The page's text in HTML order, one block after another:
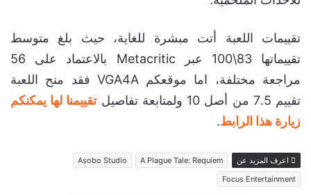
تقييمات اللعبة أتت مبشرة للغاية، حيث بلغ متوسط
تقييماتها 83\100 عبر Metacritic بالاعتماد على 56
مراجعة مختلفة، اما موقعكم VGA4A فقد منح اللعبة
تقييم 7.5 من أصل 10 ولمتابعة تفاصيل
تقييمنا لها يمكنكم
زيارة هذا الرابط.
اعرف المزيد عن A Plague Tale: Requiem
Asobo Studio
Focus Entertainment